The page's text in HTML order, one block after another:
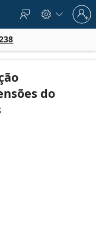
  
Sign
in
to
account
do